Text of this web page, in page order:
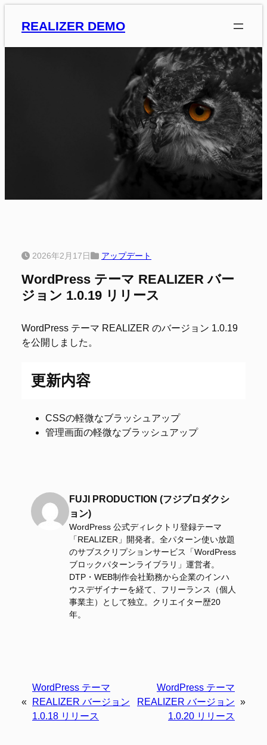
REALIZER DEMO
NEWS
2026年2月17日 アップデート
WordPress テーマ REALIZER バー
ジョン 1.0.19 リリース
WordPress テーマ REALIZER のバージョン 1.0.19
を公開しました。
更新内容
CSSの軽微なブラッシュアップ
管理画面の軽微なブラッシュアップ
FUJI PRODUCTION (フジプロダクシ
ョン)
WordPress 公式ディレクトリ登録テーマ
「REALIZER」開発者。全パターン使い放題
のサブスクリプションサービス「WordPress
ブロックパターンライブラリ」運営者。
DTP・WEB制作会社勤務から企業のインハ
ウスデザイナーを経て、フリーランス（個人
事業主）として独立。クリエイター歴20
年。
«
WordPress テーマ
REALIZER バージョン
1.0.18 リリース
WordPress テーマ
REALIZER バージョン
1.0.20 リリース
»